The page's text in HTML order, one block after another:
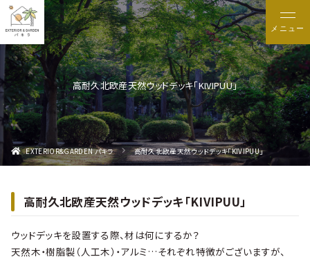
メニュー
高耐久北欧産天然ウッドデッキ「KIVIPUU」
EXTERIOR&GARDEN パキラ 高耐久北欧産天然ウッドデッキ「KIVIPUU」
高耐久北欧産天然ウッドデッキ「KIVIPUU」
ウッドデッキを設置する際、材は何にするか？
天然木・樹脂製（人工木）・アルミ…それぞれ特徴がございますが、